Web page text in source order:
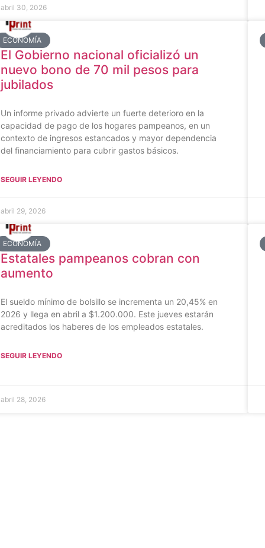
abril 30, 2026
ECONOMÍA
El Gobierno nacional oficializó un
nuevo bono de 70 mil pesos para
jubilados
Un informe privado advierte un fuerte deterioro en la
capacidad de pago de los hogares pampeanos, en un
contexto de ingresos estancados y mayor dependencia
del financiamiento para cubrir gastos básicos.
SEGUIR LEYENDO
abril 29, 2026
ECONOMÍA
Estatales pampeanos cobran con
aumento
El sueldo mínimo de bolsillo se incrementa un 20,45% en
2026 y llega en abril a $1.200.000. Este jueves estarán
acreditados los haberes de los empleados estatales.
SEGUIR LEYENDO
abril 28, 2026